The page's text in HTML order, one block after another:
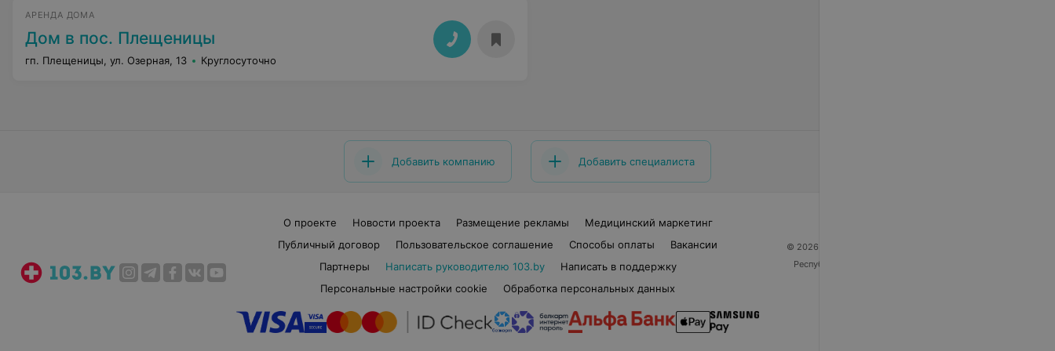
АРЕНДА ДОМА
Дом в пос. Плещеницы
гп. Плещеницы, ул. Озерная, 13 Круглосуточно
Добавить компанию Добавить специалиста
О проекте Новости проекта Размещение рекламы
Медицинский маркетинг
Публичный договор
Пользовательское соглашение Способы оплаты
Вакансии
Партнеры
Написать руководителю 103.by
Написать в поддержку
Персональные настройки cookie
Обработка персональных данных
© 2026 ООО «Артокс Лаб», УНП 191700409
Республика Беларусь, г. Минск, улица Толбухина, 2,